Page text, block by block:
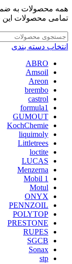
همه محصولات به
تمامی محصولات
انتخاب دسته بندی
ABRO
Amsoil
Areon
brembo
castrol
formula1
GUMOUT
KochChemie
liquimoly
Littletrees
loctite
LUCAS
Menzerna
Mobil 1
Motul
ONYX
PENNZOIL
POLYTOP
PRESTONE
RUPES
SGCB
Sonax
stp